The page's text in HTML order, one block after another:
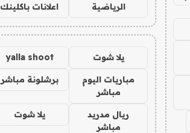
الرياضية اعلانات باكلينك
يلا شوت yalla shoot
مباريات اليوم
مباشر
برشلونة مباشر
ريال مدريد
مباشر
يلا شوت